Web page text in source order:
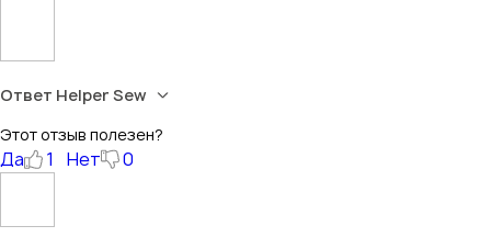
Ответ Helper Sew
Этот отзыв полезен?
Да 1 Нет 0